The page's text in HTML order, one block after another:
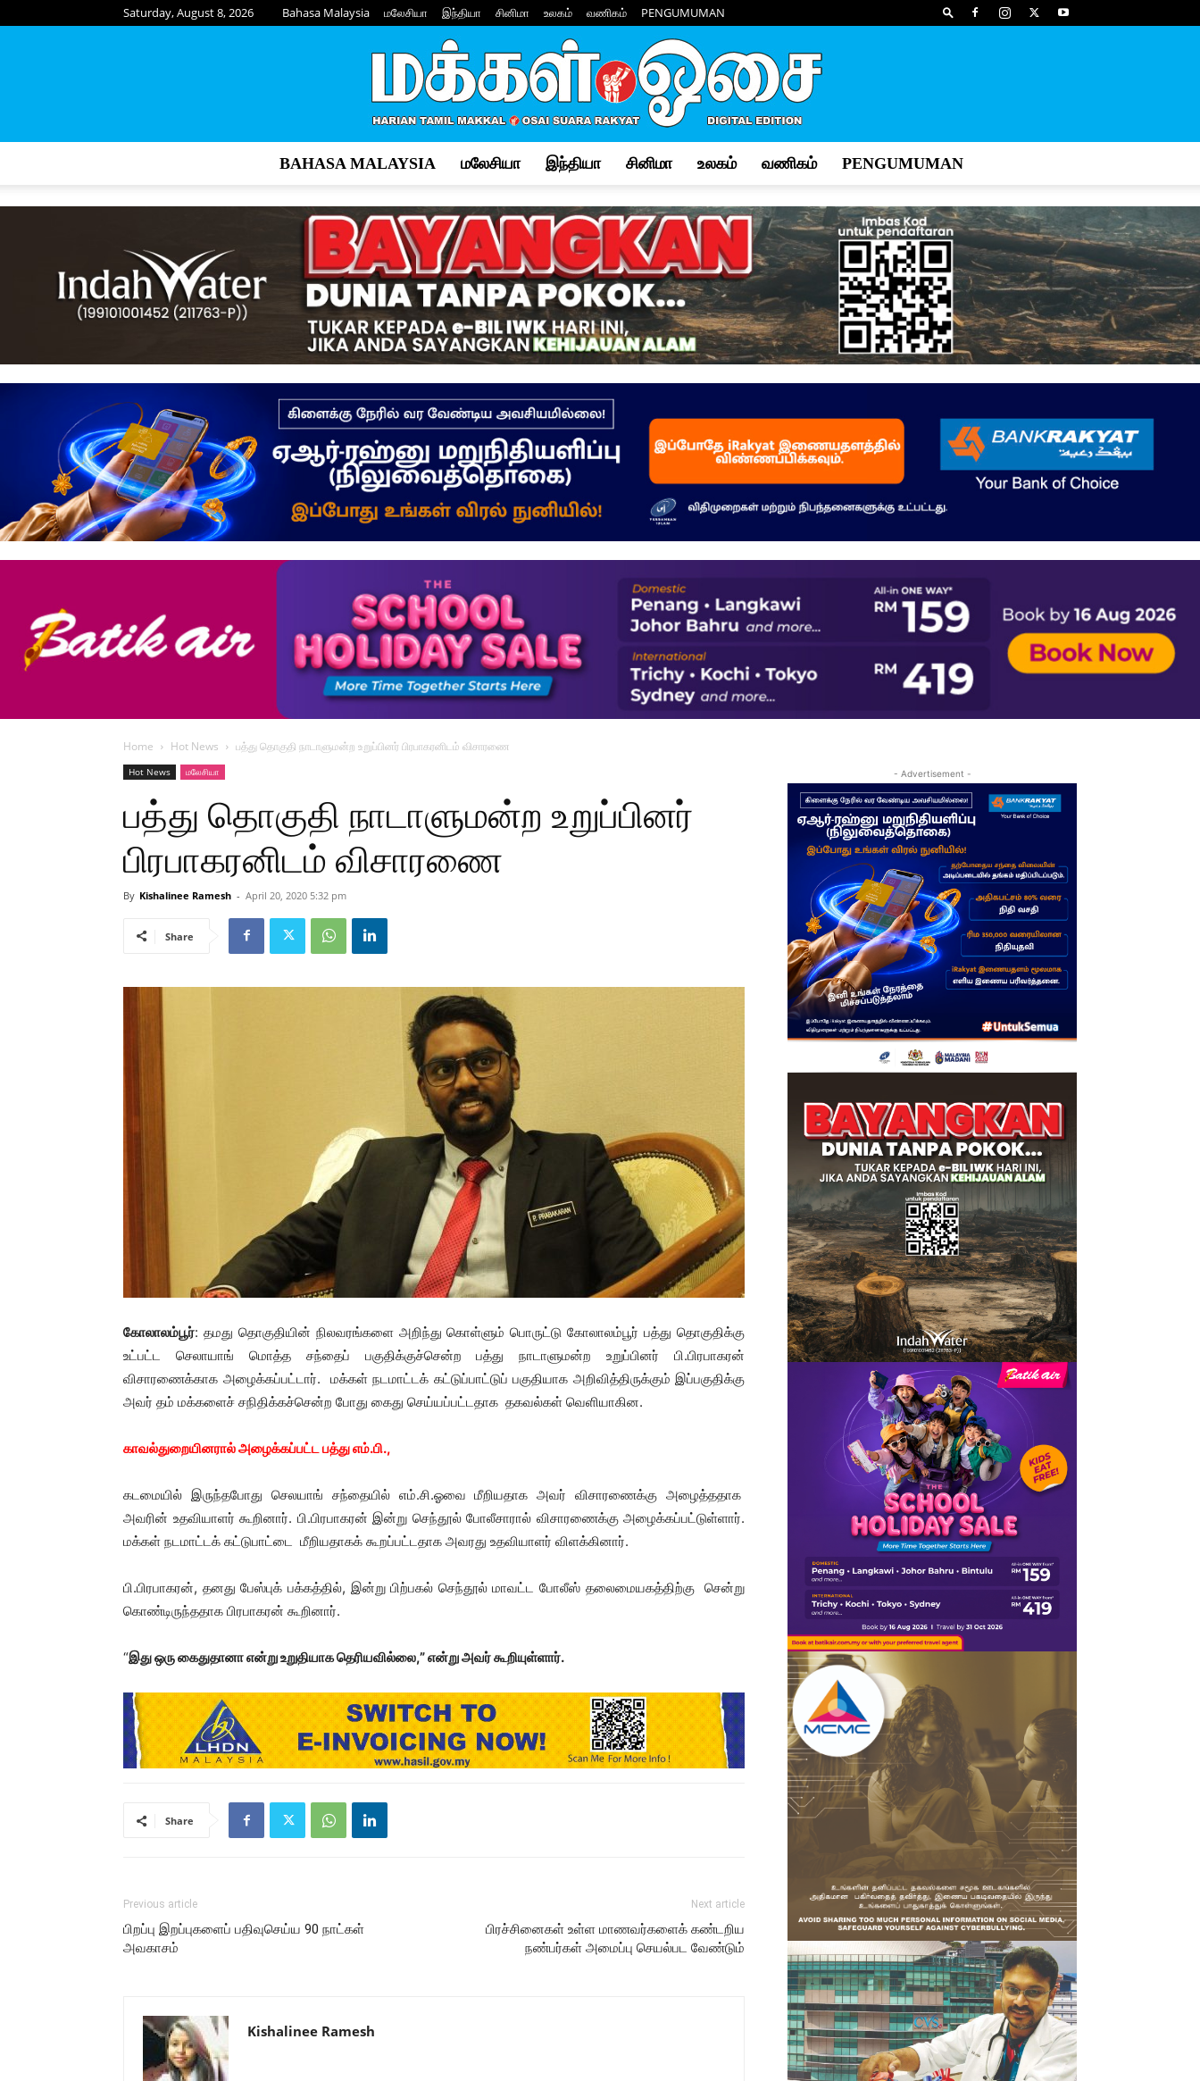
Saturday, August 8, 2026 Bahasa Malaysia மலேசியா இந்தியா சினிமா உலகம் வணிகம் PENGUMUMAN
Osai
–
மக்கள்
BAHASA MALAYSIA மலேசியா இந்தியா சினிமா உலகம் வணிகம் PENGUMUMAN
Home Hot News பத்து தொகுதி நாடாளுமன்ற உறுப்பினர் பிரபாகரனிடம் விசாரணை
Hot News மலேசியா
பத்து தொகுதி நாடாளுமன்ற உறுப்பினர்
பிரபாகரனிடம் விசாரணை
By Kishalinee Ramesh - April 20, 2020 5:32 pm
Share
கோலாலம்பூர்: தமது தொகுதியின் நிலவரங்களை அறிந்து கொள்ளும் பொருட்டு கோலாலம்பூர் பத்து தொகுதிக்கு
உட்பட்ட செலாயாங் மொத்த சந்தைப் பகுதிக்குச்சென்ற பத்து நாடாளுமன்ற உறுப்பினர் பி.பிரபாகரன்
விசாரணைக்காக அழைக்கப்பட்டார். மக்கள் நடமாட்டக் கட்டுப்பாட்டுப் பகுதியாக அறிவித்திருக்கும் இப்பகுதிக்கு
அவர் தம் மக்களைச் சநிதிக்கச்சென்ற போது கைது செய்யப்பட்டதாக தகவல்கள் வெளியாகின.
காவல்துறையினரால் அழைக்கப்பட்ட பத்து எம்.பி.,
கடமையில் இருந்தபோது செலயாங் சந்தையில் எம்.சி.ஓவை மீறியதாக அவர் விசாரணைக்கு அழைத்ததாக
அவரின் உதவியாளர் கூறினார். பி.பிரபாகரன் இன்று செந்தூல் போலீசாரால் விசாரணைக்கு அழைக்கப்பட்டுள்ளார்.
மக்கள் நடமாட்டக் கட்டுபாட்டை மீறியதாகக் கூறப்பட்டதாக அவரது உதவியாளர் விளக்கினார்.
பி.பிரபாகரன், தனது பேஸ்புக் பக்கத்தில், இன்று பிற்பகல் செந்தூல் மாவட்ட போலீஸ் தலைமையகத்திற்கு சென்று
கொண்டிருந்ததாக பிரபாகரன் கூறினார்.
“இது ஒரு கைதுதானா என்று உறுதியாக தெரியவில்லை,” என்று அவர் கூறியுள்ளார்.
Share
Previous article
பிறப்பு இறப்புகளைப் பதிவுசெய்ய 90 நாட்கள்
அவகாசம்
Next article
பிரச்சினைகள் உள்ள மாணவர்களைக் கண்டறிய
நண்பர்கள் அமைப்பு செயல்பட வேண்டும்
Kishalinee Ramesh
- Advertisement -